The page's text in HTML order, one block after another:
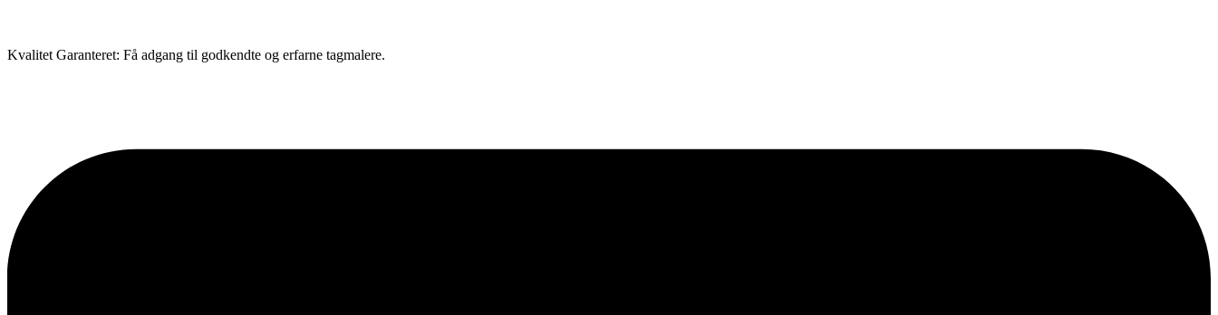
Kvalitet Garanteret: Få adgang til godkendte og erfarne tagmalere.